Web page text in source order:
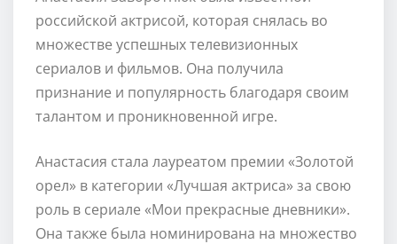
российской актрисой, которая снялась во
множестве успешных телевизионных
сериалов и фильмов. Она получила
признание и популярность благодаря своим
талантом и проникновенной игре.
Анастасия стала лауреатом премии «Золотой
орел» в категории «Лучшая актриса» за свою
роль в сериале «Мои прекрасные дневники».
Она также была номинирована на множество